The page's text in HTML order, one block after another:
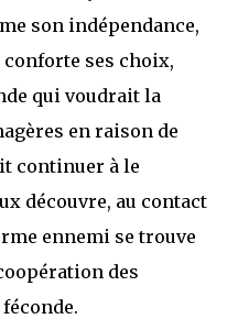
son indépendance,
conforte ses choix,
qui voudrait la
en raison de
continuer à le
découvre, au contact
ennemi se trouve
des